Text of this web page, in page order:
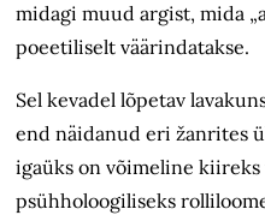
midagi muud argist, mida
poeetiliselt väärindatakse.
Sel kevadel lõpetav
end näidanud eri žanrites
igaüks on võimeline
psühholoogiliseks